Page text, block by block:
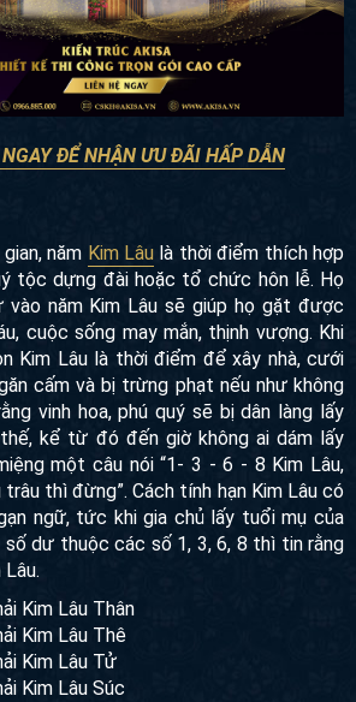
ĐỂ NHẬN ƯU ĐÃI HẤP DẪN
năm Kim Lâulà thời điểm thích hợp
tộc dựng đài hoặc tổ chức hôn lễ. Họ
vào năm Kim Lâu sẽ giúp họ gặt được
cuộc sống may mắn, thịnh vượng. Khi
Kim Lâu là thời điểm để xây nhà, cưới
cấm và bị trừng phạt nếu như không
vinh hoa, phú quý sẽ bị dân làng lấy
kể từ đó đến giờ không ai dám lấy
một câu nói “1- 3 - 6 - 8 Kim Lâu,
thì đừng”. Cách tính hạn Kim Lâu có
ngữ, tức khi gia chủ lấy tuổi mụ của
số dư thuộc các số 1, 3, 6, 8 thì tin rằng
Kim Lâu Thân
Kim Lâu Thê
Kim Lâu Tử
Kim Lâu Súc